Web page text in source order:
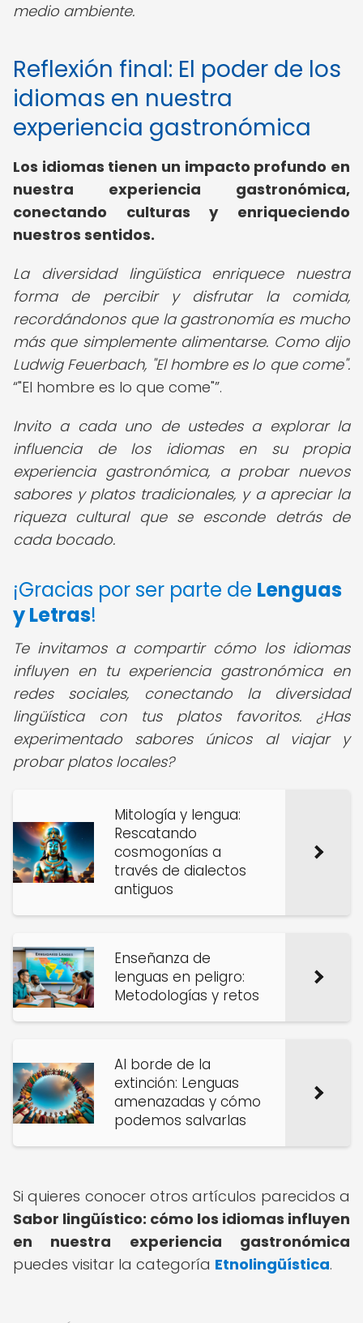
medio ambiente.
Reflexión final: El poder de los
idiomas en nuestra
experiencia gastronómica
Los idiomas tienen un impacto profundo en
nuestra experiencia gastronómica,
conectando culturas y enriqueciendo
nuestros sentidos.
La diversidad lingüística enriquece nuestra
forma de percibir y disfrutar la comida,
recordándonos que la gastronomía es mucho
más que simplemente alimentarse. Como dijo
Ludwig Feuerbach, "El hombre es lo que come".
"El hombre es lo que come" .
Invito a cada uno de ustedes a explorar la
influencia de los idiomas en su propia
experiencia gastronómica, a probar nuevos
sabores y platos tradicionales, y a apreciar la
riqueza cultural que se esconde detrás de
cada bocado.
¡Gracias por ser parte de Lenguas
y Letras!
Te invitamos a compartir cómo los idiomas
influyen en tu experiencia gastronómica en
redes sociales, conectando la diversidad
lingüística con tus platos favoritos. ¿Has
experimentado sabores únicos al viajar y
probar platos locales?
Mitología y lengua:
Rescatando
cosmogonías a
través de dialectos
antiguos
Enseñanza de
lenguas en peligro:
Metodologías y retos
Al borde de la
extinción: Lenguas
amenazadas y cómo
podemos salvarlas
Si quieres conocer otros artículos parecidos a
Sabor lingüístico: cómo los idiomas influyen
en nuestra experiencia gastronómica
puedes visitar la categoría Etnolingüística.